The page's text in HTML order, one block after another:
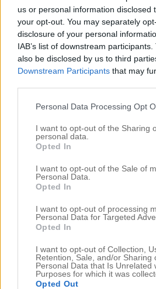
us or personal information disclosed
your opt-out. You may separately
disclosure of your personal
IAB’s list of downstream
also be disclosed by us to third
Downstream Participants that may
Personal Data Processing Opt
I want to opt-out of the Sharing
personal data.
Opted In
I want to opt-out of the Sale of
Personal Data.
Opted In
I want to opt-out of processing
Personal Data for Targeted
Opted In
I want to opt-out of Collection,
Retention, Sale, and/or Sharing
Personal Data that Is Unrelated
Purposes for which it was
Opted Out